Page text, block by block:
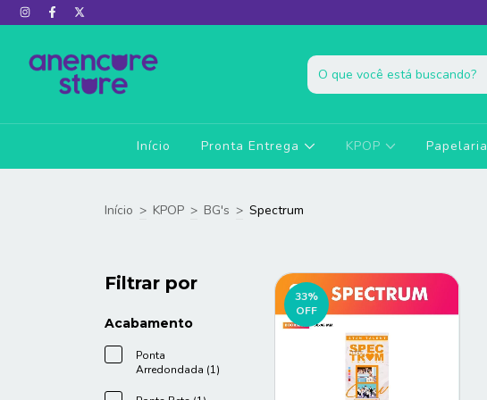
Início Pronta Entrega KPOP Papelaria
Início > KPOP > BG's > Spectrum
Filtrar por
Acabamento
Ponta
Arredondada (1)
33%
OFF